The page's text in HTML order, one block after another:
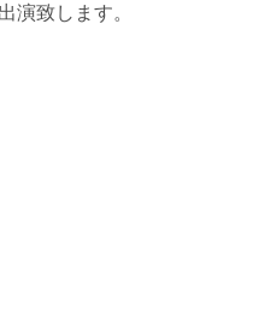
演致します。